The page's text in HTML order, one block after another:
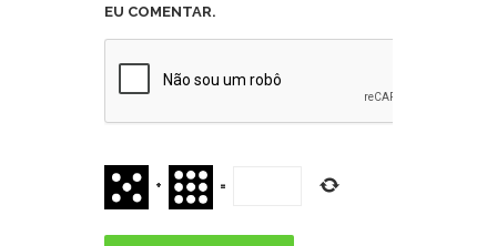
EU COMENTAR.
+ =